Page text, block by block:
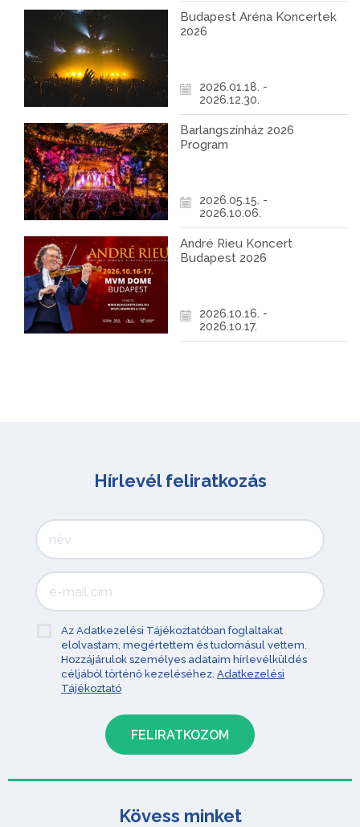
Budapest Aréna Koncertek
2026
2026.01.18. -
2026.12.30.
Barlangszínház 2026
Program
2026.05.15. -
2026.10.06.
André Rieu Koncert
Budapest 2026
2026.10.16. -
2026.10.17.
Hírlevél feliratkozás
Az Adatkezelési Tájékoztatóban foglaltakat
elolvastam, megértettem és tudomásul vettem.
Hozzájárulok személyes adataim hírlevélküldés
céljából történő kezeléséhez. Adatkezelési
Tájékoztató
Kövess minket